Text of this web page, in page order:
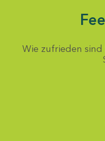
Wie zufrieden